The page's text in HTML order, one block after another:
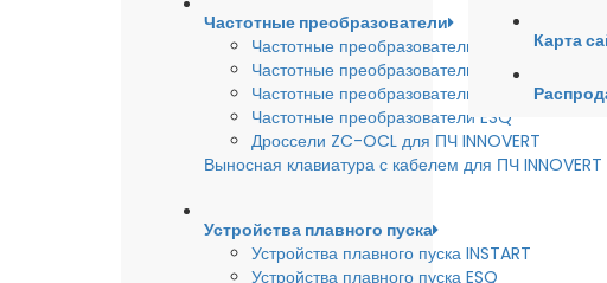
Частотные преобразователи
Частотные преобразователи INSTART
Частотные преобразователи INNOVERT
Частотные преобразователи HYUNDAI
Частотные преобразователи ESQ
Дроссели ZC-OCL для ПЧ INNOVERT
Выносная клавиатура с кабелем для ПЧ INNOVERT
Устройства плавного пуска
Устройства плавного пуска INSTART
Устройства плавного пуска ESQ
Карта